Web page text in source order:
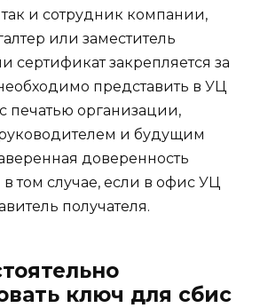
и сотрудник компании,
или заместитель
сертификат закрепляется за
представить в УЦ
печатью организации,
и будущим
доверенность
том случае, если в офис УЦ
получателя.
ключ для сбис